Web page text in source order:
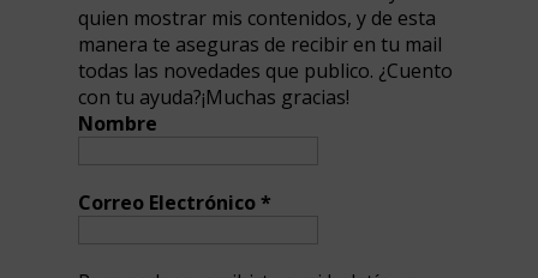
quien mostrar mis contenidos, y de esta
manera te aseguras de recibir en tu mail
todas las novedades que publico. ¿Cuento
con tu ayuda?¡Muchas gracias!
Nombre
Correo Electrónico*